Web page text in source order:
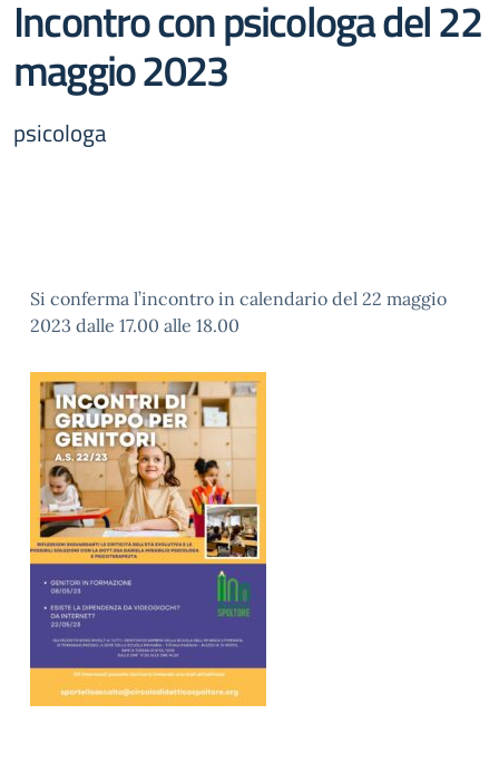
Incontro con psicologa del 22
maggio 2023
psicologa
Si conferma l’incontro in calendario del 22 maggio
2023 dalle 17.00 alle 18.00